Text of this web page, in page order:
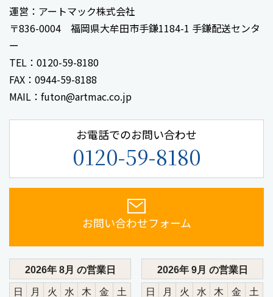
運営：アートマック株式会社
〒836-0004 福岡県大牟田市手鎌1184-1 手鎌配送センタ
ー
TEL：0120-59-8180
FAX：0944-59-8188
MAIL：futon@artmac.co.jp
お電話でのお問い合わせ
0120-59-8180
お問い合わせフォーム